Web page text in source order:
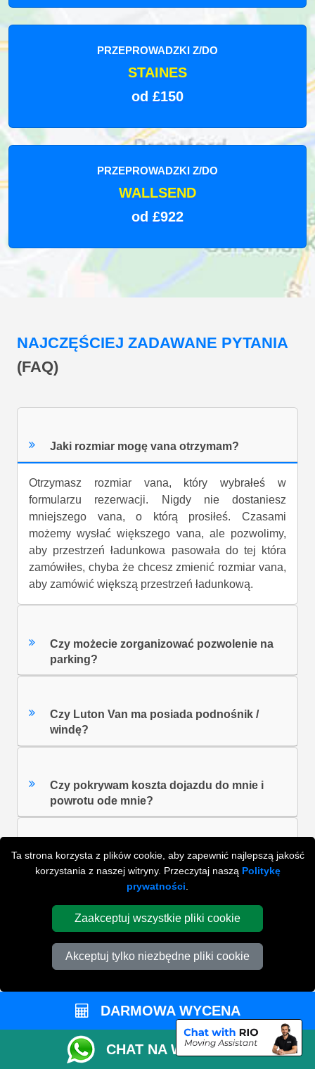
Ta strona korzysta z plików cookie, aby zapewnić najlepszą jakość
korzystania z naszej witryny. Przeczytaj naszą Politykę
prywatności
Zaakceptuj wszystkie pliki cookie
Akceptuj tylko niezbędne pliki cookie
PRZEPROWADZKI Z/DO
STAINES
od £150
PRZEPROWADZKI Z/DO
WALLSEND
od £922
NAJCZĘŚCIEJ ZADAWANE PYTANIA
(FAQ)
Jaki rozmiar mogę vana otrzymam?
Otrzymasz rozmiar vana, który wybrałeś w
formularzu rezerwacji. Nigdy nie dostaniesz
mniejszego vana, o którą prosiłeś. Czasami
możemy wysłać większego vana, ale pozwolimy,
aby przestrzeń ładunkowa pasowała do tej która
zamówiłes, chyba że chcesz zmienić rozmiar vana,
aby zamówić większą przestrzeń ładunkową.
Czy możecie zorganizować pozwolenie na
parking?
Czy Luton Van ma posiada podnośnik /
windę?
Czy pokrywam koszta dojazdu do mnie i
powrotu ode mnie?
Jaka jest opłata za piętra?
ZOBACZ WSZYSTKIE FAQ'S
WYSZUKAJ W NAJCZĘŚCIEJ ZADAWANYCH
PYTANIACH
ZACZNIJ WPISYWAĆ SWOJE PYTANIE I WYBIERZ Z
PONIŻSZYCH WYNIKÓW
DARMOWA WYCENA
CHAT NA WHATSAPP